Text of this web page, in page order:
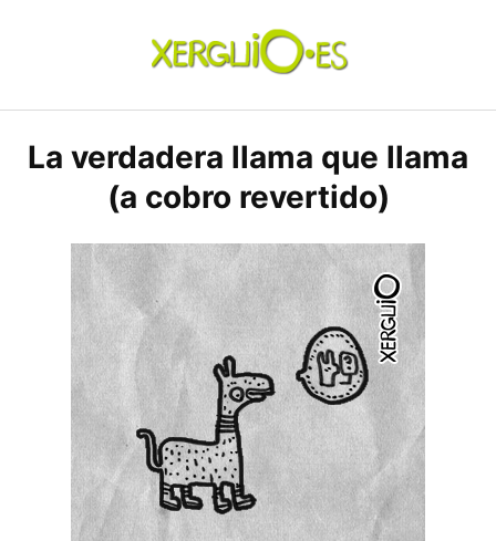
xerguio.ES | ilustración
La verdadera llama que llama
(a cobro revertido)